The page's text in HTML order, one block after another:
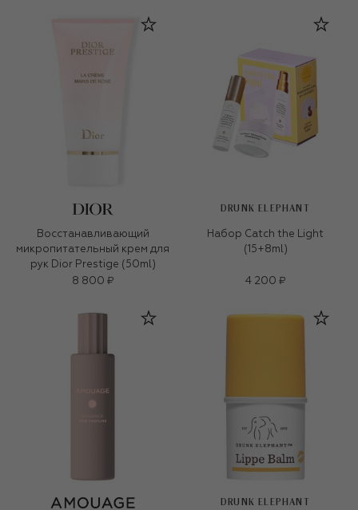
Восстанавливающий
микропитательный крем для
рук Dior Prestige (50ml)
8 800 ₽
DRUNK ELEPHANT
Набор Catch the Light
(15+8ml)
4 200 ₽
DRUNK ELEPHANT